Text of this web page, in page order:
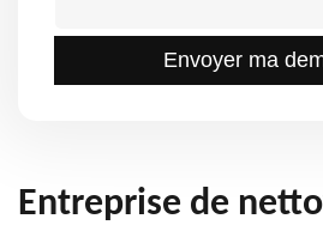
Entreprise de